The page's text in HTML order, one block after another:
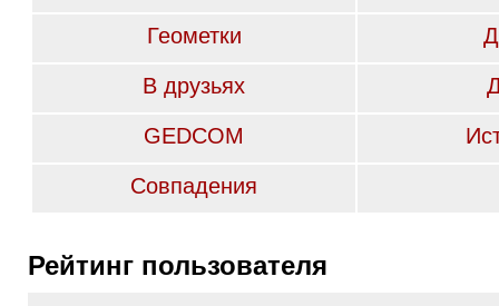
Геометки
В друзьях
GEDCOM
Совпадения
Рейтинг пользователя